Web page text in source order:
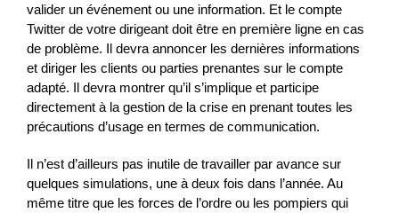
valider un événement ou une information. Et le compte
Twitter de votre dirigeant doit être en première ligne en cas
de problème. Il devra annoncer les dernières informations
et diriger les clients ou parties prenantes sur le compte
adapté. Il devra montrer qu’il s’implique et participe
directement à la gestion de la crise en prenant toutes les
précautions d’usage en termes de communication.
Il n’est d’ailleurs pas inutile de travailler par avance sur
quelques simulations, une à deux fois dans l’année. Au
même titre que les forces de l’ordre ou les pompiers qui